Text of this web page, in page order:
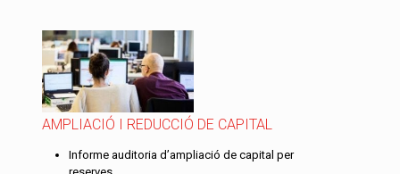
AMPLIACIÓ I REDUCCIÓ DE CAPITAL
Informe auditoria d’ampliació de capital per